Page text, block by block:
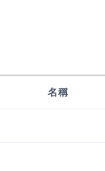
名稱